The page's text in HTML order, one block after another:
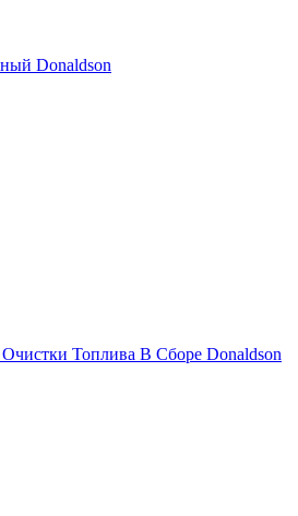
Donaldson
Топлива В Сборе Donaldson